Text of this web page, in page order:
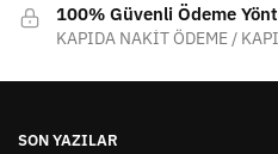
100% Güvenli Ödeme
KAPIDA NAKİT ÖDEME /
SON YAZILAR